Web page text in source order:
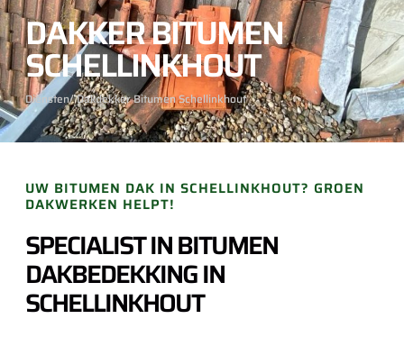
DAKKER BITUMEN
SCHELLINKHOUT
Diensten/ Dakdekker Bitumen Schellinkhout
UW BITUMEN DAK IN SCHELLINKHOUT? GROEN
DAKWERKEN HELPT!
SPECIALIST IN BITUMEN
DAKBEDEKKING IN
SCHELLINKHOUT